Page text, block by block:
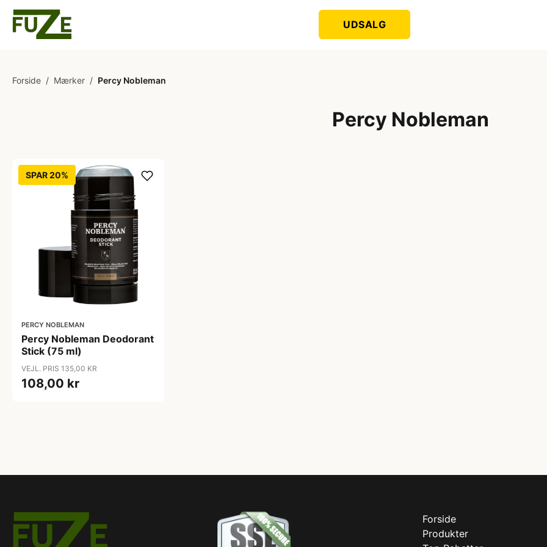
UDSALG
Forside / Mærker / Percy Nobleman
Percy Nobleman
SPAR 20%
PERCY NOBLEMAN
Percy Nobleman Deodorant
Stick (75 ml)
VEJL. PRIS 135,00 KR
108,00 kr
Forside
Produkter